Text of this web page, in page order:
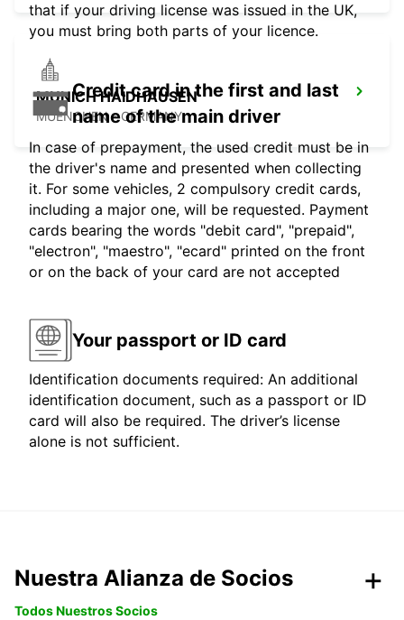
MUNICH HAIDHAUSEN
MUENCHEN - GERMANY
that if your driving license was issued in the UK,
you must bring both parts of your licence.
Credit card in the first and last
name of the main driver
In case of prepayment, the used credit must be in
the driver's name and presented when collecting
it. For some vehicles, 2 compulsory credit cards,
including a major one, will be requested. Payment
cards bearing the words "debit card", "prepaid",
"electron", "maestro", "ecard" printed on the front
or on the back of your card are not accepted
Your passport or ID card
Identification documents required: An additional
identification document, such as a passport or ID
card will also be required. The driver’s license
alone is not sufficient.
Nuestra Alianza de Socios
Todos Nuestros Socios